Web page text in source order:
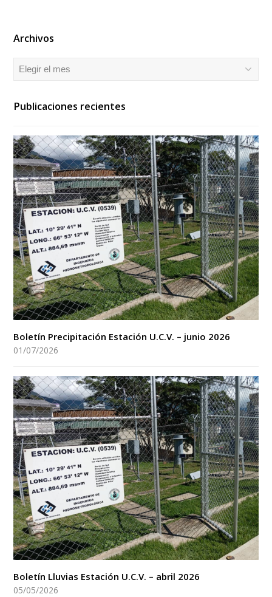
Archivos
Archivos
Publicaciones recientes
Boletín Precipitación Estación U.C.V. – junio 2026
01/07/2026
Boletín Lluvias Estación U.C.V. – abril 2026
05/05/2026